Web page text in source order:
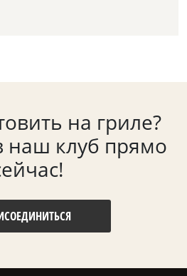
на гриле?
наш клуб прямо